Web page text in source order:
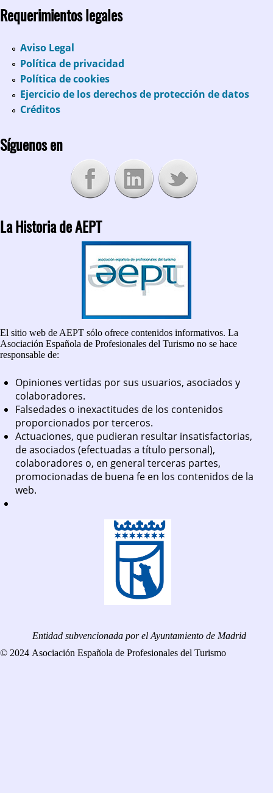
Requerimientos legales
Aviso Legal
Política de privacidad
Política de cookies
Ejercicio de los derechos de protección de datos
Créditos
Síguenos en
La Historia de AEPT
El sitio web de AEPT sólo ofrece contenidos informativos. La
Asociación Española de Profesionales del Turismo no se hace
responsable de:
Opiniones vertidas por sus usuarios, asociados y
colaboradores.
Falsedades o inexactitudes de los contenidos
proporcionados por terceros.
Actuaciones, que pudieran resultar insatisfactorias,
de asociados (efectuadas a título personal),
colaboradores o, en general terceras partes,
promocionadas de buena fe en los contenidos de la
web.
Entidad subvencionada por el Ayuntamiento de Madrid
© 2024 Asociación Española de Profesionales del Turismo